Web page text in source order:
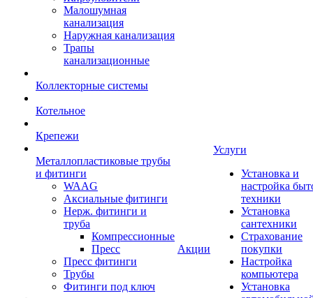
Малошумная
канализация
Наружная канализация
Трапы
канализационные
Коллекторные системы
Котельное
Крепежи
Металлопластиковые трубы
и фитинги
WAAG
Аксиальные фитинги
Нерж. фитинги и
труба
Компрессионные
Пресс
Пресс фитинги
Трубы
Фитинги под ключ
Акции
Услуги
Установка и
настройка
техники
Установка
сантехники
Страхование
покупки
Настройка
компьютера
Установка